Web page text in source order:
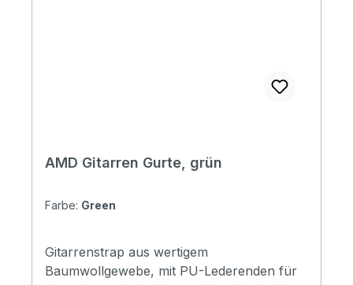
AMD Gitarren Gurte, grün
Farbe: Green
Gitarrenstrap aus wertigem
Baumwollgewebe, mit PU-Lederenden für